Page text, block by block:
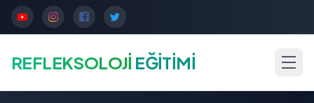
REFLEKSOLOJİ EĞİTİMİ